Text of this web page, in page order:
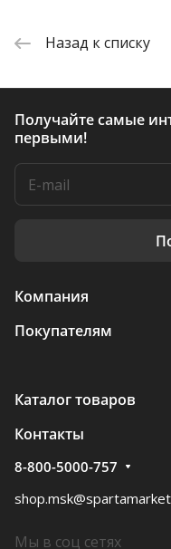
Назад к списку
Получайте самые
первыми!
Компания
Покупателям
Каталог товаров
Контакты
8-800-5000-757
Мы в соц сетях